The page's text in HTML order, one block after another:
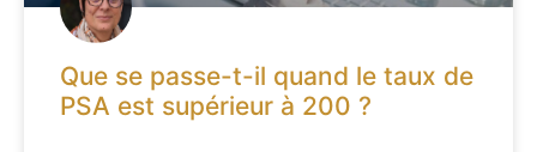
Que se passe-t-il quand le taux de
PSA est supérieur à 200 ?